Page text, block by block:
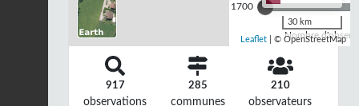
1700
Nombre
30 km
Leaflet | © OpenStreetMap
917
observations
285
communes
210
observateurs